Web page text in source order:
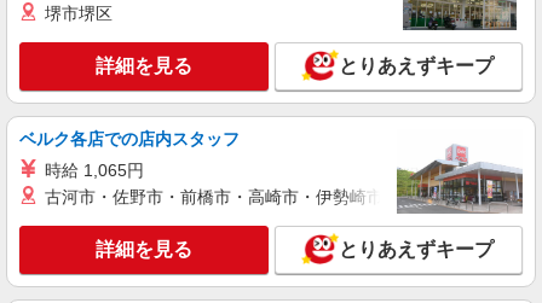
ィブ支給(規定有) ゜・。○。・゜+゜・。○。・゜
+゜
詳細を見る
株式会社シエロ
人気機種に詳しくなれる携帯販売【docomo】
時給1400円〜1500円（経験・能力による） ※
残業代支給 ★交通費別途支給（規定あり） ゜
+゜・。○。・゜+゜・。○。・゜+゜ 入社祝い金10
ィブ支給(規定有) ★月2回払い・週払い可能（規程
有）★ ゜・。○。・゜+゜・。○。・゜+゜
熊本県熊本市中央区
キープ 詳細を見る
堺市堺区
詳細を見る とりあえずキープ
ベルク各店での店内スタッフ
時給 1,065円
古河市・佐野市・前橋市・高崎市・伊勢崎市・太田市・館林市
詳細を見る とりあえずキープ